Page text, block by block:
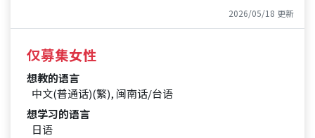
2026/05/18 更新
仅募集女性
想教的语言
中文(普通话)(繁), 闽南话/台语
想学习的语言
日语